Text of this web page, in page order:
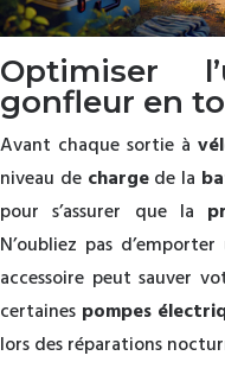
Optimiser
gonfleur en
Avant chaque sortie à
niveau de chargede la
pour s’assurer que la
N’oubliez pas
accessoire peut sauver
certaines pompes
lors des réparations